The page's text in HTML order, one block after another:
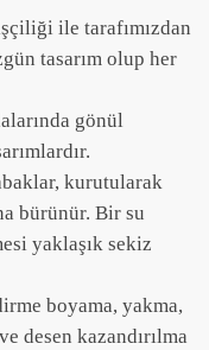
ile tarafımızdan
tasarım olup her
gönül
kurutularak
bürünür. Bir su
yaklaşık sekiz
boyama, yakma,
desen kazandırılma